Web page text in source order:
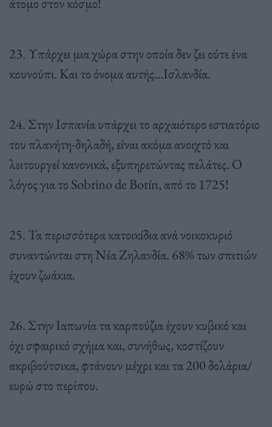
23. Υπάρχει μια χώρα στην οποία δεν ζει ούτε ένα
κουνούπι. Και το όνομα αυτής…Ισλανδία.
24. Στην Ισπανία υπάρχει το αρχαιότερο εστιατόριο
του πλανήτη-δηλαδή, είναι ακόμα ανοιχτό και
λειτουργεί κανονικά, εξυπηρετώντας πελάτες. Ο
λόγος για το Sobrino de Botín, από το 1725!
25. Τα περισσότερα κατοικίδια ανά νοικοκυριό
συναντώνται στη Νέα Ζηλανδία. 68% των σπιτιών
έχουν ζωάκια.
26. Στην Ιαπωνία τα καρπούζια έχουν κυβικό και
όχι σφαιρικό σχήμα και, συνήθως, κοστίζουν
ακριβούτσικα, φτάνουν μέχρι και τα 200 δολάρια/
ευρώ στο περίπου.